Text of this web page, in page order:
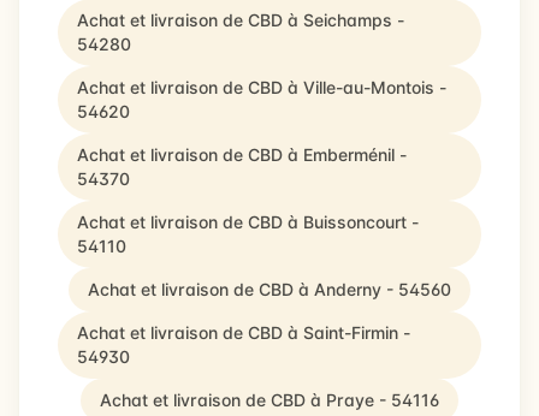
Achat et livraison de CBD à Seichamps -
54280
Achat et livraison de CBD à Ville-au-Montois -
54620
Achat et livraison de CBD à Emberménil -
54370
Achat et livraison de CBD à Buissoncourt -
54110
Achat et livraison de CBD à Anderny - 54560
Achat et livraison de CBD à Saint-Firmin -
54930
Achat et livraison de CBD à Praye - 54116